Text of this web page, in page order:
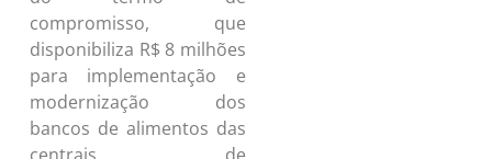
compromisso, que
disponibiliza R$ 8 milhões
para implementação e
modernização dos
bancos de alimentos das